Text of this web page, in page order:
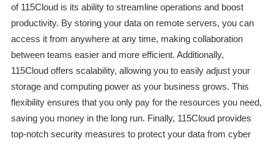
of 115Cloud is its ability to streamline operations and boost
productivity. By storing your data on remote servers, you can
access it from anywhere at any time, making collaboration
between teams easier and more efficient. Additionally,
115Cloud offers scalability, allowing you to easily adjust your
storage and computing power as your business grows. This
flexibility ensures that you only pay for the resources you need,
saving you money in the long run. Finally, 115Cloud provides
top-notch security measures to protect your data from cyber